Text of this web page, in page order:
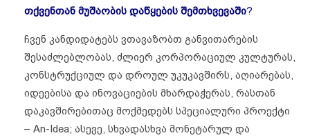
თქვენთან მუშაობის დაწყების შემთხვევაში?
ჩვენ კანდიდატებს ვთავაზობთ განვითარების
შესაძლებლობას, ძლიერ კორპორაციულ კულტურას,
კონსტრუქციულ და დროულ უკუკავშირს, აღიარებას,
იდეებისა და ინოვაციების მხარდაჭერას, რასთან
დაკავშირებითაც მოქმედებს სპეციალური პროექტი
– An-Idea; ასევე, სხვადასხვა მონეტარულ და